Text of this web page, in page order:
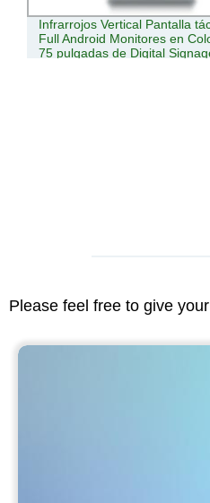
43 pulgadas Jcpenney asociar
publicidad Digital Signage
Software Wayfinding
Please feel free to give